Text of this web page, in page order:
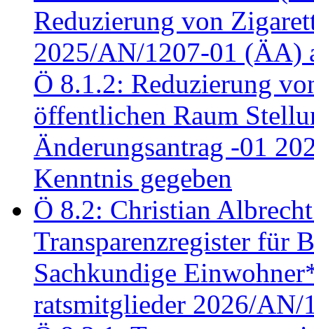
Reduzierung von
2025/AN/1207-01 (ÄA)
Ö 8.1.2: Reduzierung
öffentlichen Raum
Änderungsantrag -01
Kenntnis gegeben
Ö 8.2: Christian
Transparenzregister für
Sachkundige
ratsmitglieder 2026/AN/